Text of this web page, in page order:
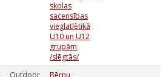
skolas
sacensības
vieglatlētikā
U10 un U12
grupām
/slēgtās/
Outdoor
Bērnu